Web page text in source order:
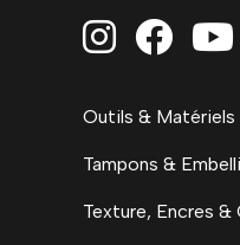
  
Outils & Matériels
Tampons &
Texture, Encres &